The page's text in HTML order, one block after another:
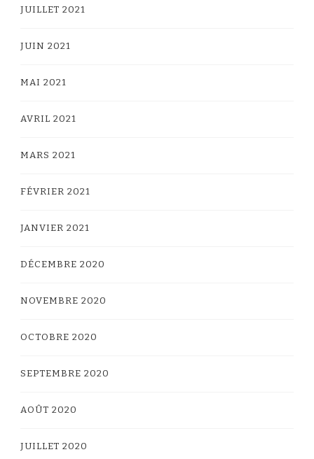
JUILLET 2021
JUIN 2021
MAI 2021
AVRIL 2021
MARS 2021
FÉVRIER 2021
JANVIER 2021
DÉCEMBRE 2020
NOVEMBRE 2020
OCTOBRE 2020
SEPTEMBRE 2020
AOÛT 2020
JUILLET 2020